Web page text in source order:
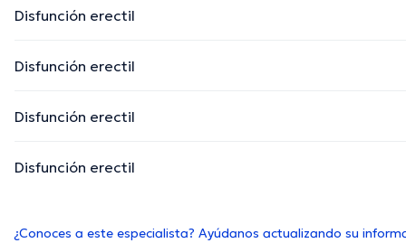
Disfunción erectil
Disfunción erectil
Disfunción erectil
Disfunción erectil
¿Conoces a este especialista? Ayúdanos actualizando su